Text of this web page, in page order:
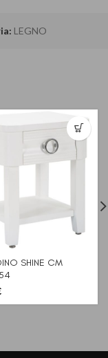
LEGNO
SHINE CM